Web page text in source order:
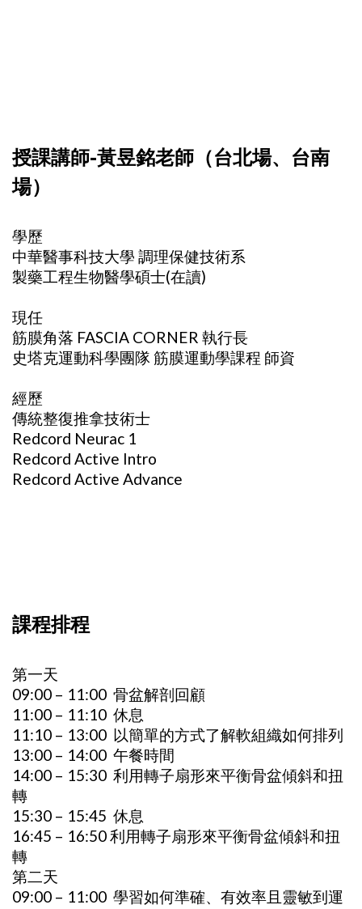
授課講師-黃昱銘老師（台北場、台南
場）
學歷
中華醫事科技大學 調理保健技術系
製藥工程生物醫學碩士(在讀)
現任
筋膜角落 FASCIA CORNER 執行長
史塔克運動科學團隊 筋膜運動學課程 師資
經歷
傳統整復推拿技術士
Redcord Neurac 1
Redcord Active Intro
Redcord Active Advance
課程排程
第一天
09:00 – 11:00 骨盆解剖回顧
11:00 – 11:10 休息
11:10 – 13:00 以簡單的方式了解軟組織如何排列
13:00 – 14:00 午餐時間
14:00 – 15:30 利用轉子扇形來平衡骨盆傾斜和扭
轉
15:30 – 15:45 休息
16:45 – 16:50 利用轉子扇形來平衡骨盆傾斜和扭
轉
第二天
09:00 – 11:00 學習如何準確、有效率且靈敏到運